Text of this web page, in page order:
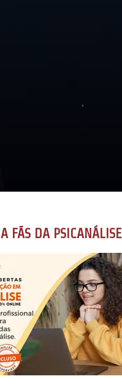
FÃS DA PSICANÁLISE